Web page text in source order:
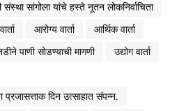
सांगोला यांचे हस्ते नूतन लोकनिर्वाचिता
आरोग्य वार्ता
आर्थिक वार्ता
पाणी सोडण्याची मागणी
उद्योग वार्ता
प्रजासत्ताक दिन उत्साहात संपन्न.